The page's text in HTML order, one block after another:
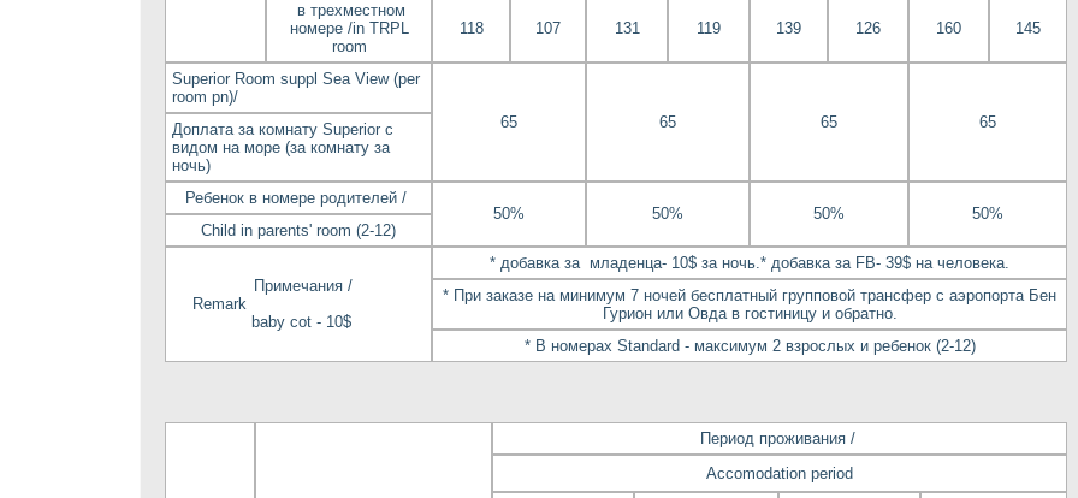
в трехместном
номере /in TRPL
room
118 107 131 119 139 126 160 145
Superior Room suppl Sea View (per
room pn)/
65
65 65 65
Доплата за комнату Superior с
видом на море (за комнату за
ночь)
Ребенок в номере родителей /
50%
50% 50%
50%
Child in parents' room (2-12)
Примечания /
Remark
baby cot - 10$
* добавка за младенца- 10$ за ночь.* добавка за FB- 39$ на человека.
* При заказе на минимум 7 ночей бесплатный групповой трансфер с аэропорта Бен
Гурион или Овда в гостиницу и обратно.
* В номерах Standard - максимум 2 взрослых и ребенок (2-12)
Период проживания /
Accomodation period